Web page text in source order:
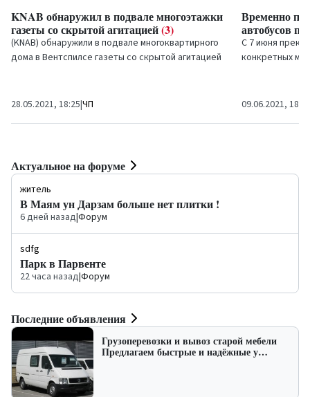
KNAB обнаружил в подвале многоэтажки
газеты со скрытой агитацией(3)
(KNAB) обнаружили в подвале многоквартирного
дома в Вентспилсе газеты со скрытой агитацией
28.05.2021, 18:25|ЧП
Временно
автобусов
С 7 июня
конкретных
09.06.2021, 18:25
Актуальное на форуме
житель
В Маям ун Дарзам больше нет плитки !
6 дней назад|Форум
sdfg
Парк в Парвенте
22 часа назад|Форум
Последние объявления
Грузоперевозки и вывоз старой мебели
Предлагаем быстрые и надёжные у…